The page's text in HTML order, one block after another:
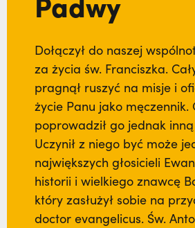
Dołączył do naszej
za życia św. Franciszka.
pragnął ruszyć na misje i
życie Panu jako męczennik.
poprowadził go jednak
Uczynił z niego być może
największych głosicieli
historii i wielkiego znawcę
który zasłużył sobie na
doctor evangelicus. Św.